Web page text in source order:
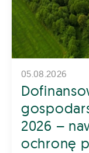
05.08.2026
2026 –
ochronę